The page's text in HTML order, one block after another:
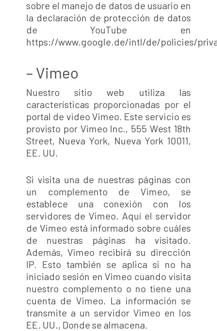
sobre el manejo de datos de usuario en
la declaración de protección de datos
de YouTube en
https://www.google.de/intl/de/policies/
– Vimeo
Nuestro sitio web utiliza las
características proporcionadas por el
portal de video Vimeo. Este servicio es
provisto por Vimeo Inc., 555 West 18th
Street, Nueva York, Nueva York 10011,
EE. UU.
Si visita una de nuestras páginas con
un complemento de Vimeo, se
establece una conexión con los
servidores de Vimeo. Aquí el servidor
de Vimeo está informado sobre cuáles
de nuestras páginas ha visitado.
Además, Vimeo recibirá su dirección
IP. Esto también se aplica si no ha
iniciado sesión en Vimeo cuando visita
nuestro complemento o no tiene una
cuenta de Vimeo. La información se
transmite a un servidor Vimeo en los
EE. UU., Donde se almacena.